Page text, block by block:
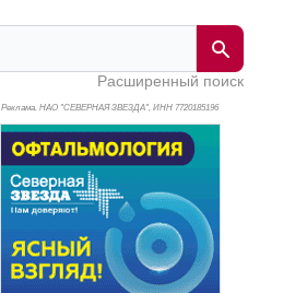
Расширенный поиск
Реклама. НАО "СЕВЕРНАЯ ЗВЕЗДА", ИНН 7720185196